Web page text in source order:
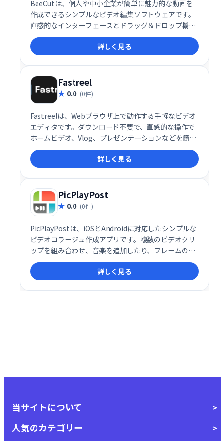
BeeCutは、個人や中小企業が簡単に魅力的な動画を
作成できるシンプルなビデオ編集ソフトウェアです。
直感的なインターフェースとドラッグ＆ドロップ機能
で、初心者でも6:9、4:3など様々なアスペクト比の動
画編集が可能です。カット、削除、マージなどの機能
も備え、数クリックで高品質な動画制作を実現しま
す。
詳しく見る
Fastreel
0.0 (0件)
Fastreelは、Webブラウザ上で動作する手軽なビデオ
エディタです。ダウンロード不要で、直感的な操作で
ホームビデオ、Vlog、プレゼンテーションなどを簡単
に作成できます。学校や職場での利用に最適なツール
として、素早く高品質な動画編集を実現します。複雑
な操作は不要で、初心者でも簡単に利用可能です。
詳しく見る
PicPlayPost
0.0 (0件)
PicPlayPostは、iOSとAndroidに対応したシンプルな
ビデオコラージュ作成アプリです。複数のビデオクリ
ップを組み合わせ、音楽を追加したり、フレームのデ
ザインをカスタマイズしたりできます。直感的な操作
で、魅力的なビデオコラージュを簡単に作成可能。ナ
レーション付きビデオ制作にも最適です。
詳しく見る
当サイトについて
人気のカテゴリー